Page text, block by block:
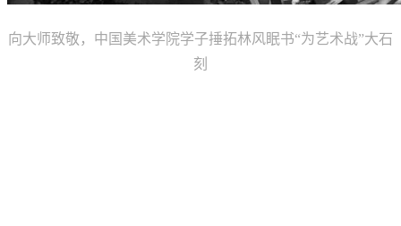
向大师致敬，中国美术学院学子捶拓林风眠书“为艺术战”大石
刻